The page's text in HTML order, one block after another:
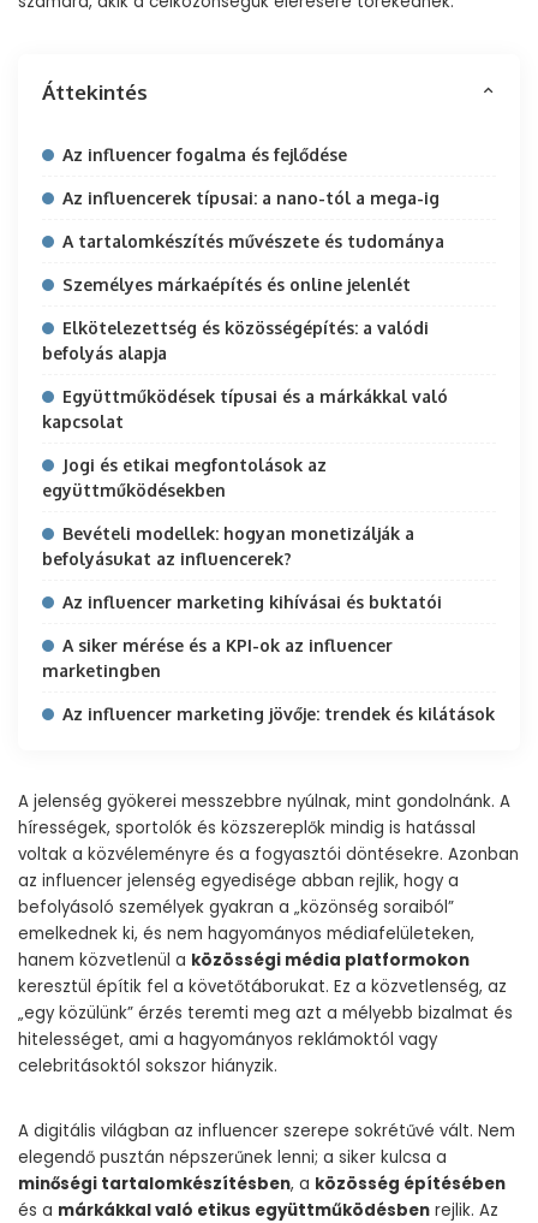
Áttekintés
Az influencer fogalma és fejlődése
Az influencerek típusai: a nano-tól a mega-ig
A tartalomkészítés művészete és tudománya
Személyes márkaépítés és online jelenlét
Elkötelezettség és közösségépítés: a valódi
befolyás alapja
Együttműködések típusai és a márkákkal való
kapcsolat
Jogi és etikai megfontolások az
együttműködésekben
Bevételi modellek: hogyan monetizálják a
befolyásukat az influencerek?
Az influencer marketing kihívásai és buktatói
A siker mérése és a KPI-ok az influencer
marketingben
Az influencer marketing jövője: trendek és kilátások
A jelenség gyökerei messzebbre nyúlnak, mint gondolnánk. A
hírességek, sportolók és közszereplők mindig is hatással
voltak a közvéleményre és a fogyasztói döntésekre. Azonban
az influencer jelenség egyedisége abban rejlik, hogy a
befolyásoló személyek gyakran a „közönség soraiból”
emelkednek ki, és nem hagyományos médiafelületeken,
hanem közvetlenül a közösségi média platformokon
keresztül építik fel a követőtáborukat. Ez a közvetlenség, az
„egy közülünk” érzés teremti meg azt a mélyebb bizalmat és
hitelességet, ami a hagyományos reklámoktól vagy
celebritásoktól sokszor hiányzik.
A digitális világban az influencer szerepe sokrétűvé vált. Nem
elegendő pusztán népszerűnek lenni; a siker kulcsa a
minőségi tartalomkészítésben, a közösség építésében
és a márkákkal való etikus együttműködésben rejlik. Az